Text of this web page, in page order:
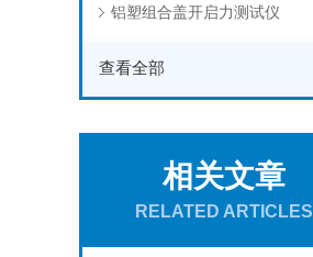
铝塑组合盖开启力测试仪
查看全部
相关文章
RELATED ARTICLES